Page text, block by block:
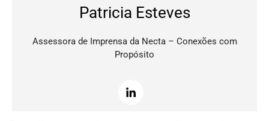
Patricia Esteves
Assessora de Imprensa da Necta – Conexões com
Propósito